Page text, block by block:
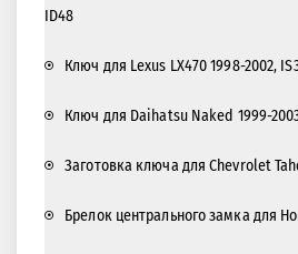
ID48
Ключ для Lexus LX470 1998-2002,
Ключ для Daihatsu Naked 1999-
Заготовка ключа для Chevrolet
Брелок центрального замка для